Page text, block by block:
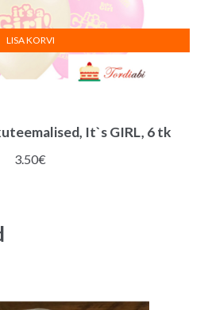
It`s GIRL, 6 tk
3.50€
LISA KORVI